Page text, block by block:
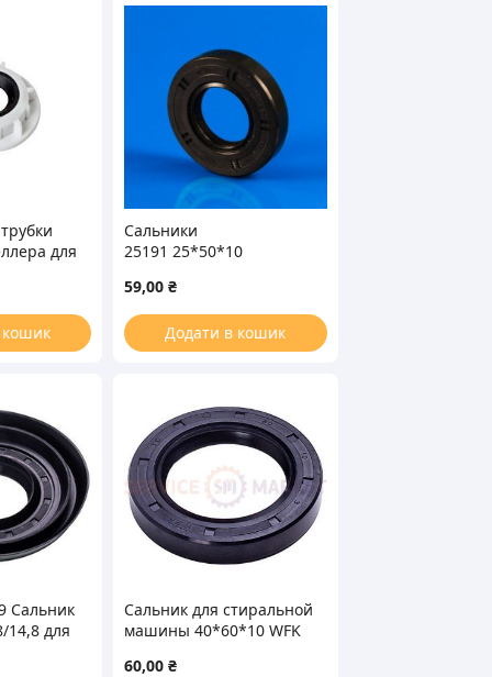
для
Сальники
25191 25*50*10
59,00 ₴
Додати в кошик
Сальник
14,8 для
Сальник для стиральной
машины 40*60*10 WFK
60,00 ₴